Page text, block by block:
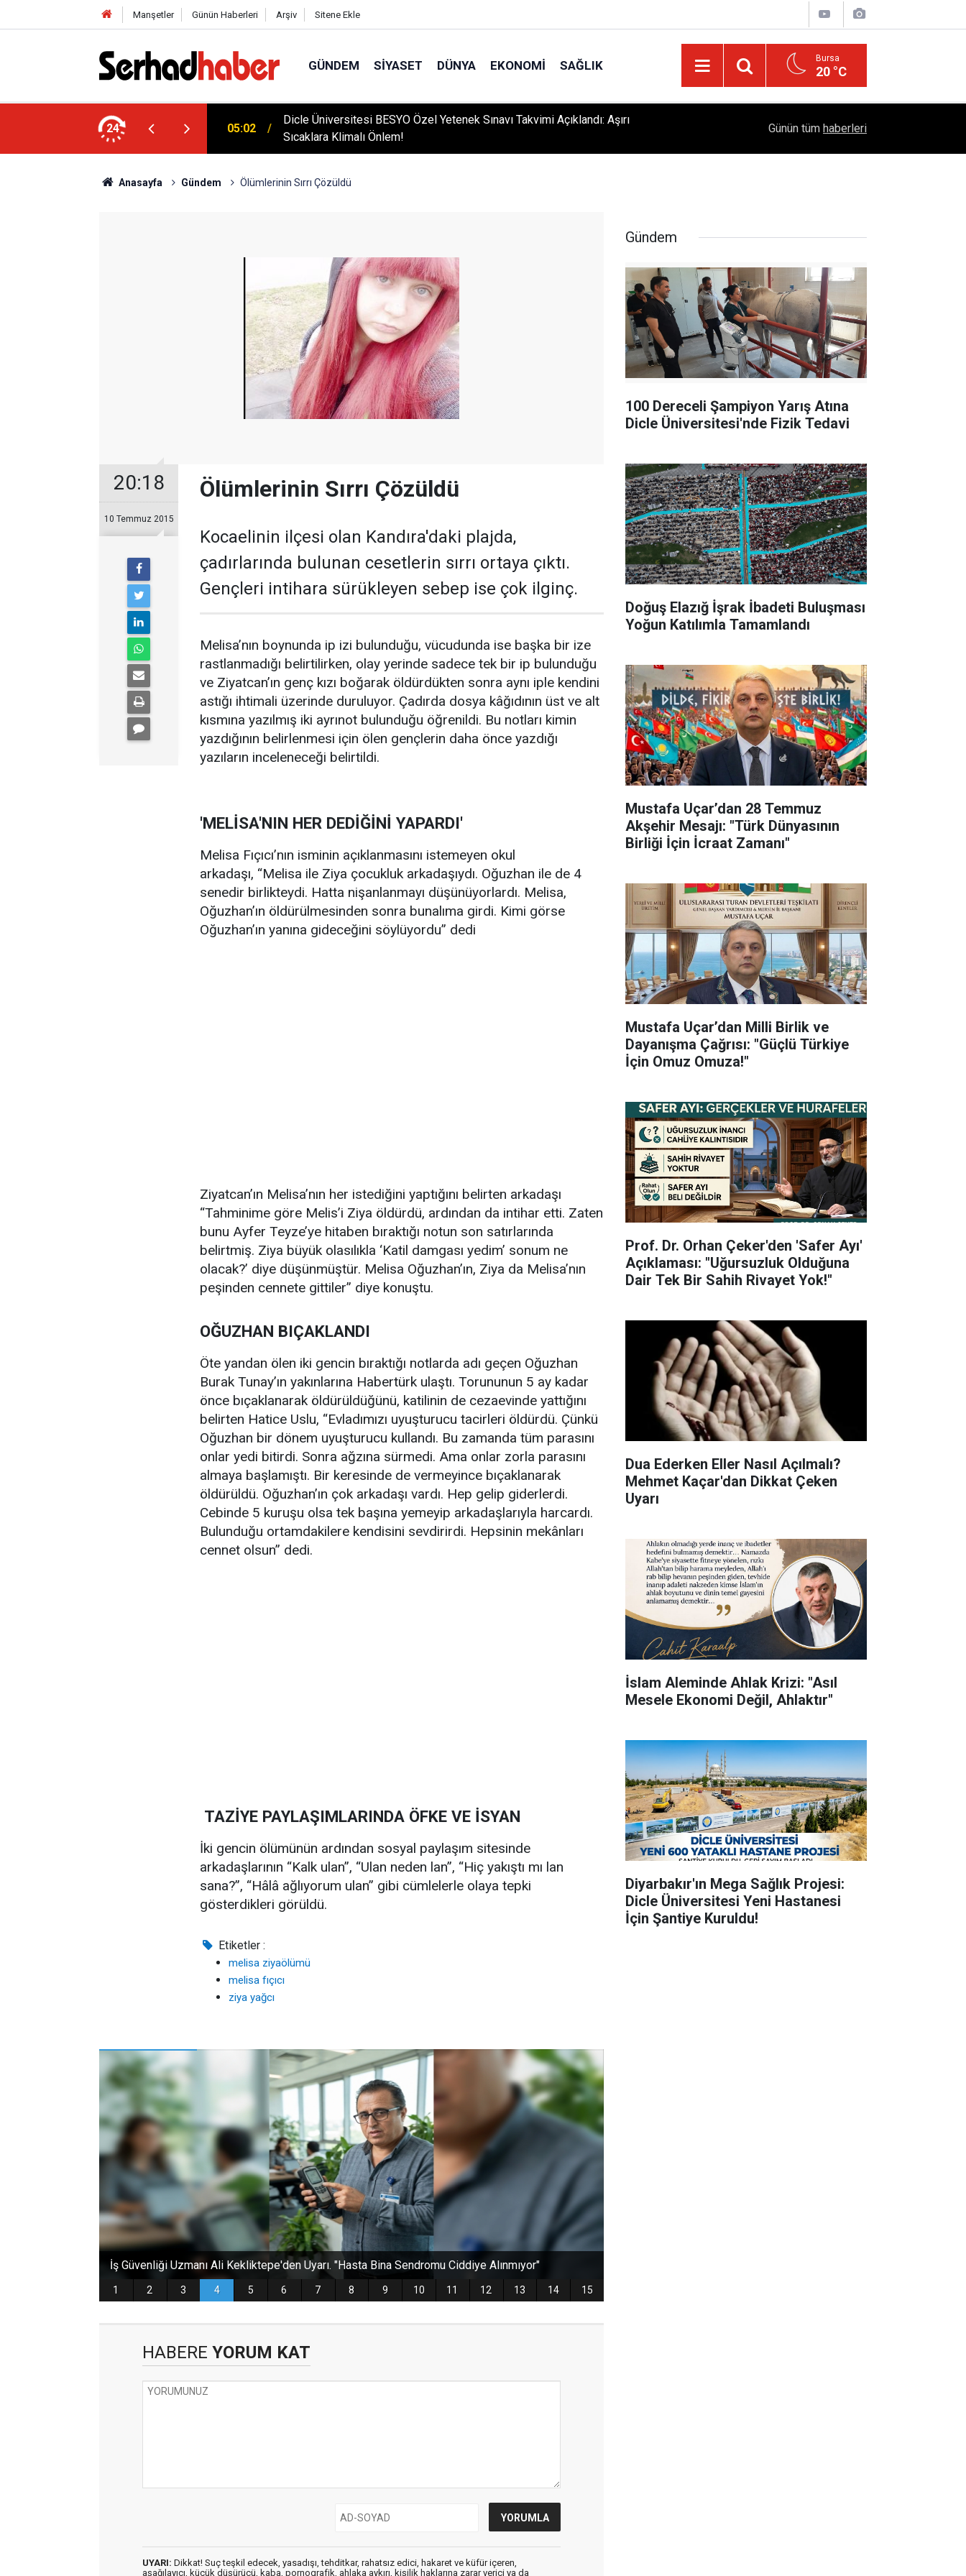
Manşetler Günün Haberleri Arşiv Sitene Ekle
GÜNDEM SIYASET DÜNYA EKONOMI SAĞLIK Bursa
20 °C
24
Zirvesine Güçlü Destek: Rektör Prof. Dr.
05:02
Dicle Üniversitesi BESYO Özel Yetenek Sınavı Takvimi Açıklandı: Aşırı
Sıcaklara Klimalı Önlem!
Diyarbakır'da İşçi Kıyımı: 45 Derece Sıcakta
Günün tüm haberleri
Anasayfa Gündem Ölümlerinin Sırrı Çözüldü
20:18
10 Temmuz 2015
Ölümlerinin Sırrı Çözüldü
Kocaelinin ilçesi olan Kandıra'daki plajda,
çadırlarında bulunan cesetlerin sırrı ortaya çıktı.
Gençleri intihara sürükleyen sebep ise çok ilginç.
Melisa’nın boynunda ip izi bulunduğu, vücudunda ise başka bir ize
rastlanmadığı belirtilirken, olay yerinde sadece tek bir ip bulunduğu
ve Ziyatcan’ın genç kızı boğarak öldürdükten sonra aynı iple kendini
astığı ihtimali üzerinde duruluyor. Çadırda dosya kâğıdının üst ve alt
kısmına yazılmış iki ayrınot bulunduğu öğrenildi. Bu notları kimin
yazdığının belirlenmesi için ölen gençlerin daha önce yazdığı
yazıların inceleneceği belirtildi.
'MELİSA'NIN HER DEDİĞİNİ YAPARDI'
Melisa Fıçıcı’nın isminin açıklanmasını istemeyen okul
arkadaşı, “Melisa ile Ziya çocukluk arkadaşıydı. Oğuzhan ile de 4
senedir birlikteydi. Hatta nişanlanmayı düşünüyorlardı. Melisa,
Oğuzhan’ın öldürülmesinden sonra bunalıma girdi. Kimi görse
Oğuzhan’ın yanına gideceğini söylüyordu” dedi
Ziyatcan’ın Melisa’nın her istediğini yaptığını belirten arkadaşı
“Tahminime göre Melis’i Ziya öldürdü, ardından da intihar etti. Zaten
bunu Ayfer Teyze’ye hitaben bıraktığı notun son satırlarında
belirtmiş. Ziya büyük olasılıkla ‘Katil damgası yedim’ sonum ne
olacak?’ diye düşünmüştür. Melisa Oğuzhan’ın, Ziya da Melisa’nın
peşinden cennete gittiler” diye konuştu.
OĞUZHAN BIÇAKLANDI
Öte yandan ölen iki gencin bıraktığı notlarda adı geçen Oğuzhan
Burak Tunay’ın yakınlarına Habertürk ulaştı. Torununun 5 ay kadar
önce bıçaklanarak öldürüldüğünü, katilinin de cezaevinde yattığını
belirten Hatice Uslu, “Evladımızı uyuşturucu tacirleri öldürdü. Çünkü
Oğuzhan bir dönem uyuşturucu kullandı. Bu zamanda tüm parasını
onlar yedi bitirdi. Sonra ağzına sürmedi. Ama onlar zorla parasını
almaya başlamıştı. Bir keresinde de vermeyince bıçaklanarak
öldürüldü. Oğuzhan’ın çok arkadaşı vardı. Hep gelip giderlerdi.
Cebinde 5 kuruşu olsa tek başına yemeyip arkadaşlarıyla harcardı.
Bulunduğu ortamdakilere kendisini sevdirirdi. Hepsinin mekânları
cennet olsun” dedi.
TAZİYE PAYLAŞIMLARINDA ÖFKE VE İSYAN
İki gencin ölümünün ardından sosyal paylaşım sitesinde
arkadaşlarının “Kalk ulan”, “Ulan neden lan”, “Hiç yakıştı mı lan
sana?”, “Hâlâ ağlıyorum ulan” gibi cümlelerle olaya tepki
gösterdikleri görüldü.
Etiketler :
melisa ziyaölümü
melisa fıçıcı
ziya yağcı
HABERE YORUM KAT
UYARI: Dikkat! Suç teşkil edecek, yasadışı, tehditkar, rahatsız edici, hakaret ve küfür içeren,
aşağılayıcı, küçük düşürücü, kaba, pornografik, ahlaka aykırı, kişilik haklarına zarar verici ya da
Gündem
100 Dereceli Şampiyon Yarış Atına
Dicle Üniversitesi'nde Fizik Tedavi
Doğuş Elazığ İşrak İbadeti Buluşması
Yoğun Katılımla Tamamlandı
Mustafa Uçar’dan 28 Temmuz
Akşehir Mesajı: "Türk Dünyasının
Birliği İçin İcraat Zamanı"
Mustafa Uçar’dan Milli Birlik ve
Dayanışma Çağrısı: "Güçlü Türkiye
İçin Omuz Omuza!"
Prof. Dr. Orhan Çeker'den 'Safer Ayı'
Açıklaması: "Uğursuzluk Olduğuna
Dair Tek Bir Sahih Rivayet Yok!"
Dua Ederken Eller Nasıl Açılmalı?
Mehmet Kaçar'dan Dikkat Çeken
Uyarı
İslam Aleminde Ahlak Krizi: "Asıl
Mesele Ekonomi Değil, Ahlaktır"
Diyarbakır'ın Mega Sağlık Projesi:
Dicle Üniversitesi Yeni Hastanesi
İçin Şantiye Kuruldu!